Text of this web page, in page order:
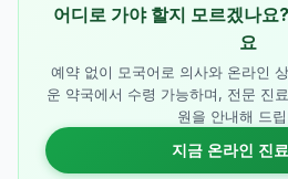
어디로 가야 할지 모르겠나요
요
예약 없이 모국어로 의사와 온라인
운 약국에서 수령 가능하며, 전문 진
원을 안내해 드
지금 온라인 진